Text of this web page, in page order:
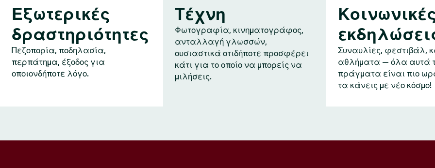
Εξωτερικές
δραστηριότητες
Πεζοπορία, ποδηλασία,
περπάτημα, έξοδος για
οποιονδήποτε λόγο.
Τέχνη
Φωτογραφία, κινηματογράφος,
ανταλλαγή γλωσσών,
ουσιαστικά οτιδήποτε προσφέρει
κάτι για το οποίο να μπορείς να
μιλήσεις.
Συναυλίες, φεστιβάλ,
αθλήματα — όλα αυτά
πράγματα είναι πιο
τα κάνεις με νέο κόσμο!